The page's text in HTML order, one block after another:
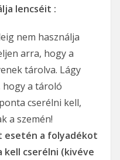
lencséit :
nem használja
arra, hogy a
tárolva. Lágy
hogy a tároló
cserélni kell,
a szemén!
esetén a folyadékot
cserélni (kivéve